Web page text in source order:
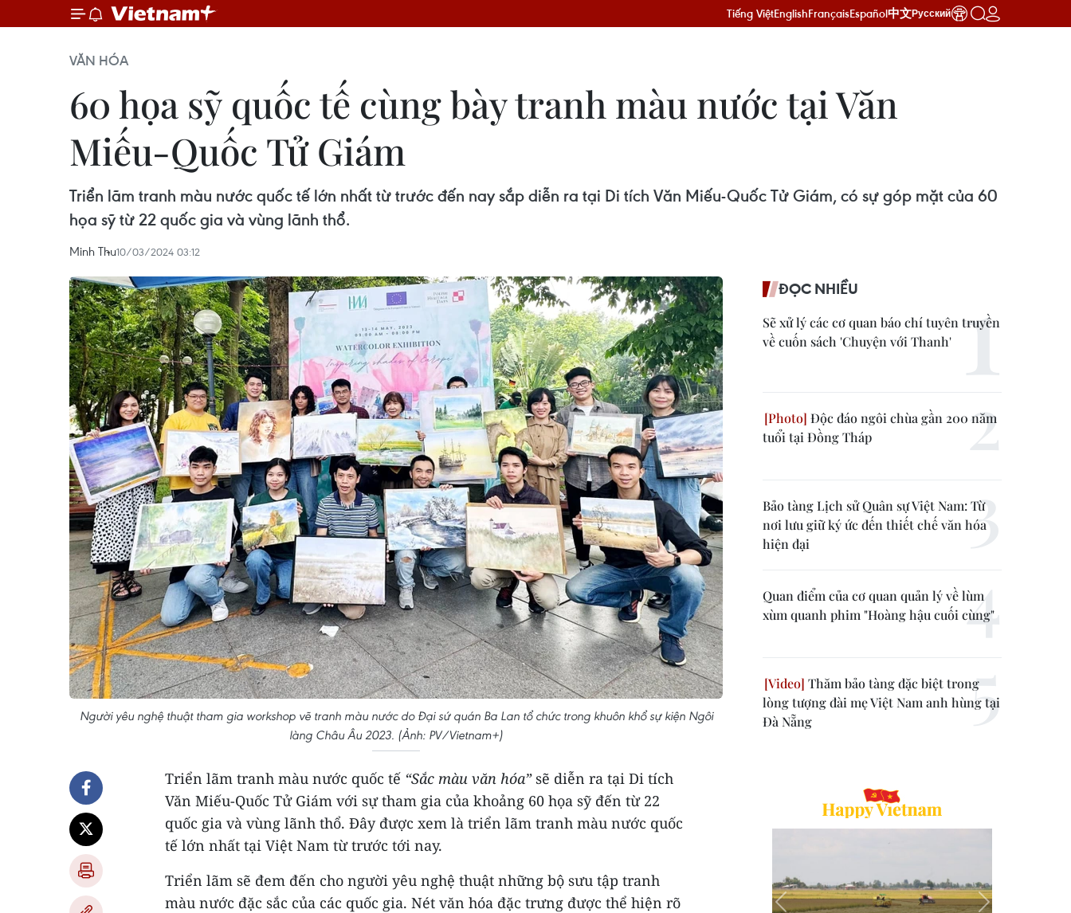
Tiếng ViệtEnglishFrançaisEspañol中文Русский
VĂN HÓA
60 họa sỹ quốc tế cùng bày tranh màu nước tại Văn
Miếu-Quốc Tử Giám
Triển lãm tranh màu nước quốc tế lớn nhất từ trước đến nay sắp diễn ra tại Di tích Văn Miếu-Quốc Tử Giám, có sự góp mặt của 60
họa sỹ từ 22 quốc gia và vùng lãnh thổ.
Minh Thu10/03/2024 03:12
Người yêu nghệ thuật tham gia workshop vẽ tranh màu nước do Đại sứ quán Ba Lan tổ chức trong khuôn khổ sự kiện Ngôi
làng Châu Âu 2023. (Ảnh: PV/Vietnam+)
Triển lãm tranh màu nước quốc tế “Sắc màu văn hóa”sẽ diễn ra tại Di tích
Văn Miếu-Quốc Tử Giám với sự tham gia của khoảng 60 họa sỹ đến từ 22
quốc gia và vùng lãnh thổ. Đây được xem là triển lãm tranh màu nước quốc
tế lớn nhất tại Việt Nam từ trước tới nay.
Triển lãm sẽ đem đến cho người yêu nghệ thuật những bộ sưu tập tranh
màu nước đặc sắc của các quốc gia. Nét văn hóa đặc trưng được thể hiện rõ
ĐỌC NHIỀU
Sẽ xử lý các cơ quan báo chí tuyên truyền
về cuốn sách 'Chuyện với Thanh'
Độc đáo ngôi chùa gần 200 năm
tuổi tại Đồng Tháp
Bảo tàng Lịch sử Quân sự Việt Nam: Từ
nơi lưu giữ ký ức đến thiết chế văn hóa
hiện đại
Quan điểm của cơ quan quản lý về lùm
xùm quanh phim "Hoàng hậu cuối cùng"
Thăm bảo tàng đặc biệt trong
lòng tượng đài mẹ Việt Nam anh hùng tại
Đà Nẵng